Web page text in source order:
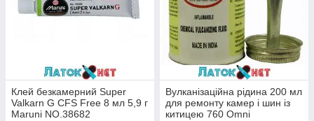
Клей безкамерний Super
Valkarn G CFS Free 8 мл 5,9 г
Maruni NO.38682
Вулканізаційна рідина 200 мл
для ремонту камер і шин із
китицею 760 Omni